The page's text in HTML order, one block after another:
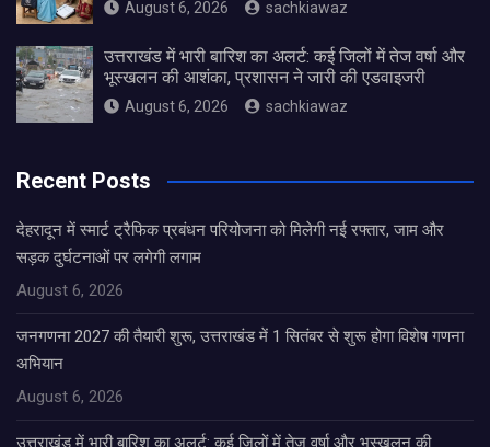
August 6, 2026 sachkiawaz
उत्तराखंड में भारी बारिश का अलर्ट: कई जिलों में तेज वर्षा और
भूस्खलन की आशंका, प्रशासन ने जारी की एडवाइजरी
August 6, 2026 sachkiawaz
Recent Posts
देहरादून में स्मार्ट ट्रैफिक प्रबंधन परियोजना को मिलेगी नई रफ्तार, जाम और
सड़क दुर्घटनाओं पर लगेगी लगाम
August 6, 2026
जनगणना 2027 की तैयारी शुरू, उत्तराखंड में 1 सितंबर से शुरू होगा विशेष गणना
अभियान
August 6, 2026
उत्तराखंड में भारी बारिश का अलर्ट: कई जिलों में तेज वर्षा और भूस्खलन की